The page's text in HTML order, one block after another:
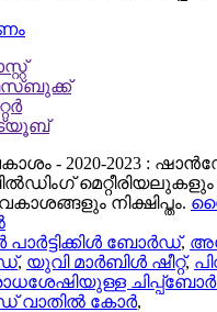
- 2020-2023 :
നിക്ഷിപ്തം.
ബോർഡ്,
, യുവി മാർബിൾ ഷീറ്റ്,
വാതിൽ കോർ,